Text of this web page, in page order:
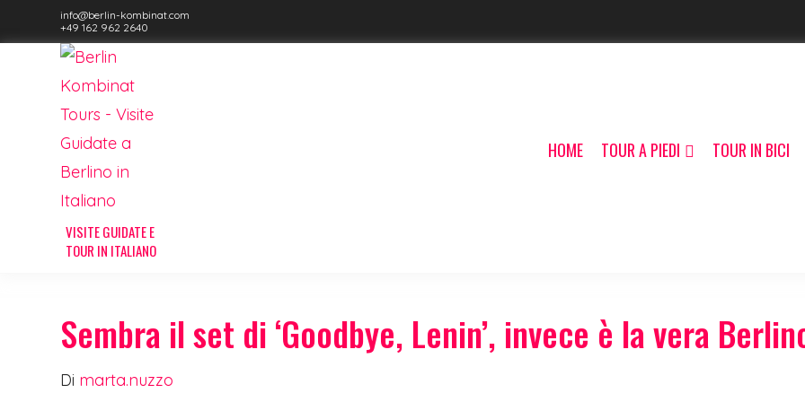
info@berlin-kombinat.com
+49 162 962 2640
HOME TOUR A PIEDI TOUR IN BICI
Sembra il set di ‘Goodbye, Lenin’, invece è la vera
Di marta.nuzzo